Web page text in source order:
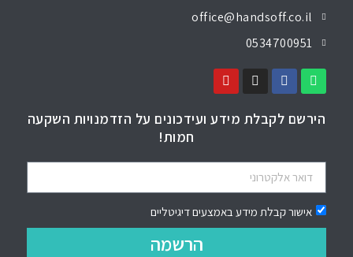
office@handsoff.co.il
0534700951
הירשם לקבלת מידע ועידכונים על הזדמנויות השקעה
חמות!
אישור קבלת מידע באמצעים דיגיטליים
הרשמה